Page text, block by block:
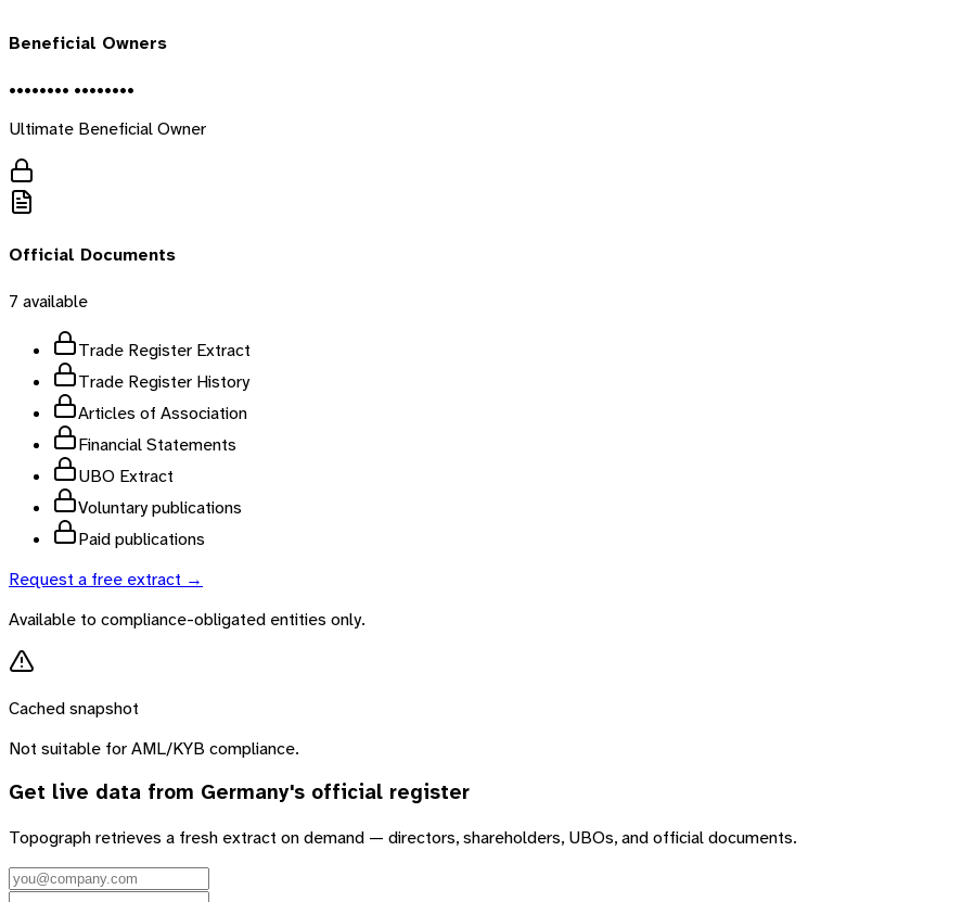
Beneficial Owners
•••••••• ••••••••
Ultimate Beneficial Owner
Official Documents
7 available
Trade Register Extract
Trade Register History
Articles of Association
Financial Statements
UBO Extract
Voluntary publications
Paid publications
Request a free extract →
Available to compliance-obligated entities only.
Cached snapshot
Not suitable for AML/KYB compliance.
Get live data from Germany's official register
Topograph retrieves a fresh extract on demand — directors, shareholders, UBOs, and official documents.